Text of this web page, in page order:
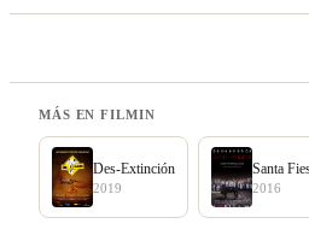
MÁS EN FILMIN
Des-Extinción
2019
Santa
2016